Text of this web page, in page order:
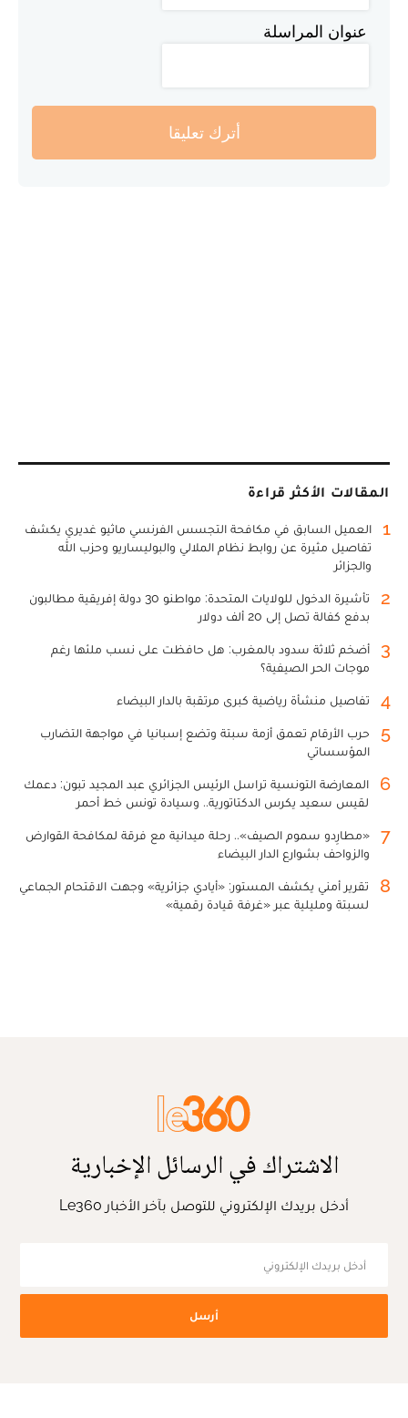
عنوان المراسلة
أترك تعليقا
المقالات الأكثر قراءة
1
العميل السابق في مكافحة التجسس الفرنسي ماثيو غديري يكشف
تفاصيل مثيرة عن روابط نظام الملالي والبوليساريو وحزب الله
والجزائر
2
تأشيرة الدخول للولايات المتحدة: مواطنو 30 دولة إفريقية مطالبون
بدفع كفالة تصل إلى 20 ألف دولار
3
أضخم ثلاثة سدود بالمغرب: هل حافظت على نسب ملئها رغم
موجات الحر الصيفية؟
4 تفاصيل منشأة رياضية كبرى مرتقبة بالدار البيضاء
5
حرب الأرقام تعمق أزمة سبتة وتضع إسبانيا في مواجهة التضارب
المؤسساتي
6
المعارضة التونسية تراسل الرئيس الجزائري عبد المجيد تبون: دعمك
لقيس سعيد يكرس الدكتاتورية.. وسيادة تونس خط أحمر
7
«مطارِدو سموم الصيف».. رحلة ميدانية مع فرقة لمكافحة القوارض
والزواحف بشوارع الدار البيضاء
8
تقرير أمني يكشف المستور: «أيادي جزائرية» وجهت الاقتحام الجماعي
لسبتة ومليلية عبر «غرفة قيادة رقمية»
الاشتراك في الرسائل الإخبارية
أدخل بريدك الإلكتروني للتوصل بآخر الأخبار Le360
أرسل